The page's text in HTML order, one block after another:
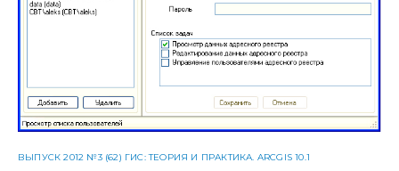
ВЫПУСК 2012 №3 (62) ГИС: ТЕОРИЯ И ПРАКТИКА. ARCGIS 10.1